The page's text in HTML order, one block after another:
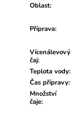
Oblast:
Příprava:
Vícenálevový
čaj:
Teplota vody:
Čas přípravy:
Množství
čaje: